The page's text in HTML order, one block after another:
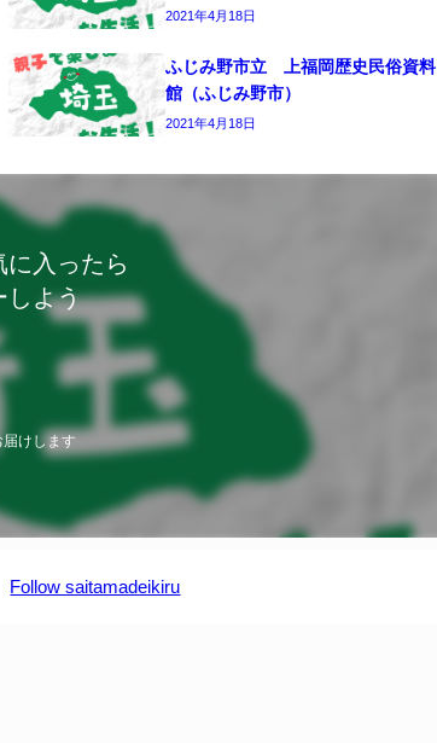
2021年4月18日
ふじみ野市立 上福岡歴史民俗資料
館（ふじみ野市）
2021年4月18日
入ったら
しよう
けします
Follow saitamadeikiru